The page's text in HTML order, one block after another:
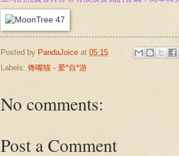
Posted by PandaJoice at 05:15
Labels: 馋嘴猫 - 爱*自*游
No comments:
Post a Comment